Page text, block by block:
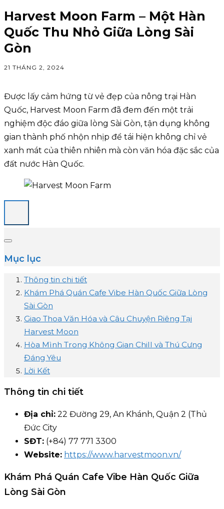
Harvest Moon Farm – Một Hàn
Quốc Thu Nhỏ Giữa Lòng Sài
Gòn
21 THÁNG 2, 2024
Được lấy cảm hứng từ vẻ đẹp của nông trại Hàn
Quốc, Harvest Moon Farm đã đem đến một trải
nghiệm độc đáo giữa lòng Sài Gòn, tận dụng không
gian thành phố nhộn nhịp để tái hiện không chỉ vẻ
xanh mát của thiên nhiên mà còn văn hóa đặc sắc của
đất nước Hàn Quốc.
Mục lục
Thông tin chi tiết
Khám Phá Quán Cafe Vibe Hàn Quốc Giữa Lòng
Sài Gòn
Giao Thoa Văn Hóa và Câu Chuyện Riêng Tại
Harvest Moon
Hòa Mình Trong Không Gian Chill và Thú Cưng
Đáng Yêu
Lời Kết
Thông tin chi tiết
Địa chỉ: 22 Đường 29, An Khánh, Quận 2 (Thủ
Đức City
SĐT: (+84) 77 771 3300
Website: https://www.harvestmoon.vn/
Khám Phá Quán Cafe Vibe Hàn Quốc Giữa
Lòng Sài Gòn